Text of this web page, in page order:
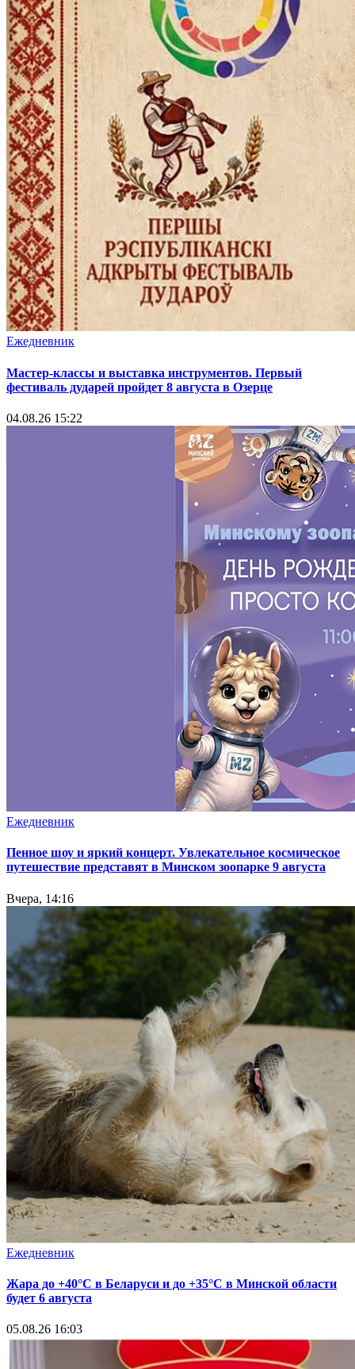
Ежедневник
Мастер-классы и выставка инструментов. Первый
фестиваль дударей пройдет 8 августа в Озерце
04.08.26 15:22
Ежедневник
Пенное шоу и яркий концерт. Увлекательное космическое
путешествие представят в Минском зоопарке 9 августа
Вчера, 14:16
Ежедневник
Жара до +40°С в Беларуси и до +35°С в Минской области
будет 6 августа
05.08.26 16:03